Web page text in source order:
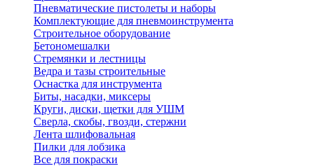
Пневматические пистолеты и наборы
Комплектующие для пневмоинструмента
Строительное оборудование
Бетономешалки
Стремянки и лестницы
Ведра и тазы строительные
Оснастка для инструмента
Биты, насадки, миксеры
Круги, диски, щетки для УШМ
Сверла, скобы, гвозди, стержни
Лента шлифовальная
Пилки для лобзика
Все для покраски